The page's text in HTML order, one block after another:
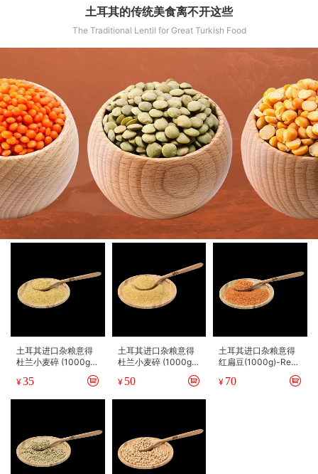
土耳其的传统美食离不开这些
The Traditional Lentil for Great Turkish Food
土耳其进口杂粮意得
杜兰小麦碎 (1000g）
¥35
土耳其进口杂粮意得
杜兰小麦碎 (1000g）
¥ 50
土耳其进口杂粮意得
红扁豆(1000g)-Red
¥ 70